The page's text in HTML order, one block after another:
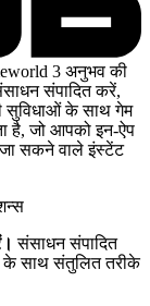
3 अनुभव की
संपादित करें,
सुविधाओं के साथ गेम
है, जो आपको इन-ऐप
सकने वाले इंस्टेंट
संसाधन संपादित
साथ संतुलित तरीके